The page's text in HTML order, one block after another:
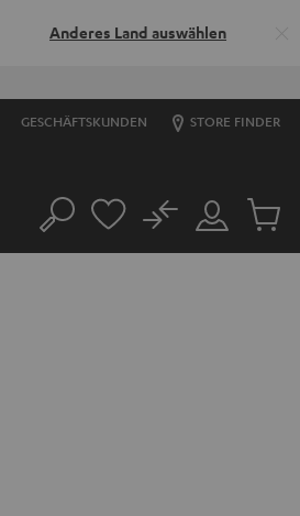
Anderes Land auswählen
GESCHÄFTSKUNDEN STORE FINDER
Suche
Mein
Konto
No
Artikel